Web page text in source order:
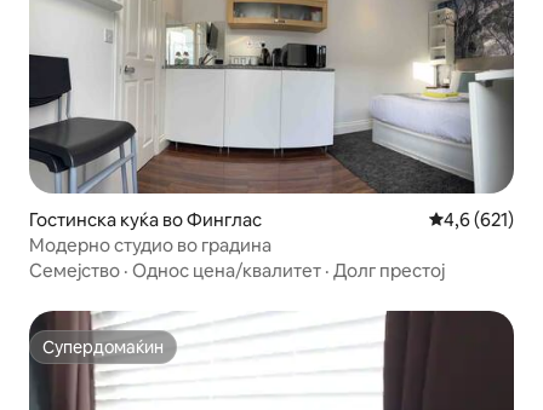
Гостинска куќа во Финглас Просечна
4,6 (621)
Модерно студио во градина
Семејство · Однос цена/квалитет · Долг престој
Супердомаќин
Супердомаќин